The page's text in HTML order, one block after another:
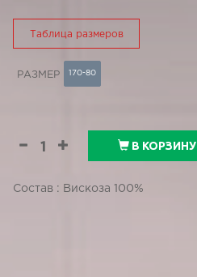
Таблица размеров
РАЗМЕР 170-80
В КОРЗИНУ
Состав : Вискоза 100%